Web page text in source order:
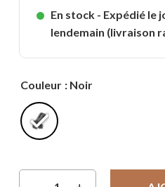
En stock - Expédié le
lendemain (livraison
Couleur : Noir